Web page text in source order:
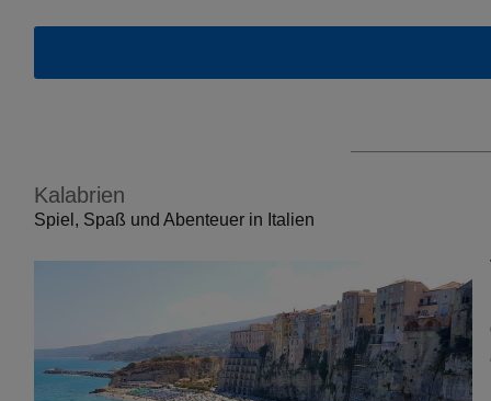
Kalabrien
Spiel, Spaß und Abenteuer in Italien